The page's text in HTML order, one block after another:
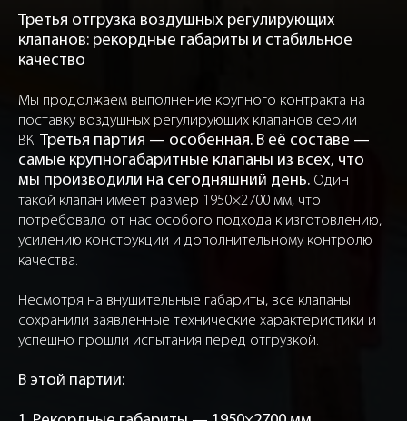
Третья отгрузка воздушных регулирующих
клапанов: рекордные габариты и стабильное
качество
Мы продолжаем выполнение крупного контракта на
поставку воздушных регулирующих клапанов серии
ВК. Третья партия — особенная. В её составе —
самые крупногабаритные клапаны из всех, что
мы производили на сегодняшний день. Один
такой клапан имеет размер 1950×2700 мм, что
потребовало от нас особого подхода к изготовлению,
усилению конструкции и дополнительному контролю
качества.
Несмотря на внушительные габариты, все клапаны
сохранили заявленные технические характеристики и
успешно прошли испытания перед отгрузкой.
В этой партии: